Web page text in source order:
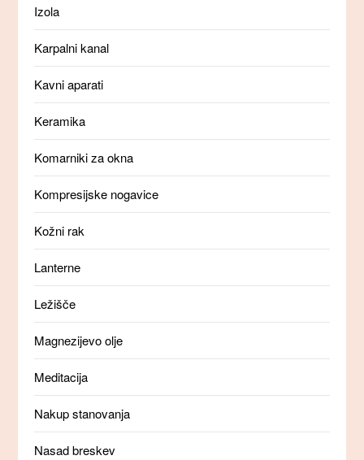
Izola
Karpalni kanal
Kavni aparati
Keramika
Komarniki za okna
Kompresijske nogavice
Kožni rak
Lanterne
Ležišče
Magnezijevo olje
Meditacija
Nakup stanovanja
Nasad breskev